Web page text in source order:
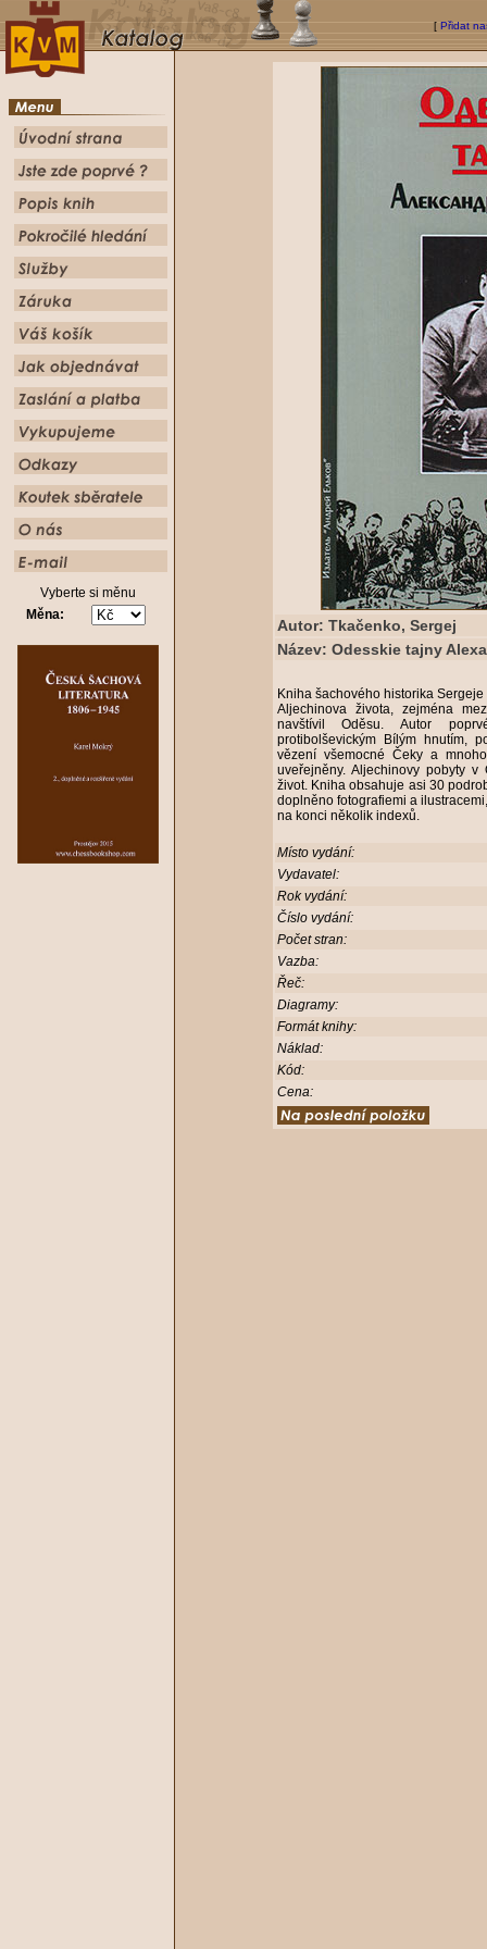
[ Přidat
Vyberte si měnu
Měna:
Autor: Tkačenko, Sergej
Název: Odesskie tajny
Kniha šachového historika
Aljechinova života, zejména
navštívil Oděsu. Autor
protibolševickým Bílým hnutím,
vězení všemocné Čeky a
uveřejněny. Aljechinovy pobyty
život. Kniha obsahuje asi 30
doplněno fotografiemi a
na konci několik indexů.
Místo vydání:
Vydavatel:
Rok vydání:
Číslo vydání:
Počet stran:
Vazba:
Řeč:
Diagramy:
Formát knihy:
Náklad:
Kód:
Cena: